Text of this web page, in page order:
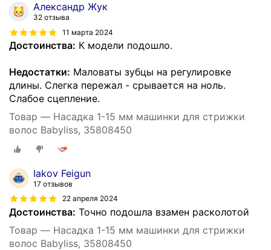
Александр Жук
32 отзыва
11 марта 2024
Достоинства: К модели подошло.
Недостатки: Маловаты зубцы на регулировке
длины. Слегка пережал - срывается на ноль.
Слабое сцепление.
Товар — Насадка 1-15 мм машинки для стрижки
волос Babyliss, 35808450
Iakov Feigun
17 отзывов
22 апреля 2024
Достоинства: Точно подошла взамен расколотой
Товар — Насадка 1-15 мм машинки для стрижки
волос Babyliss, 35808450